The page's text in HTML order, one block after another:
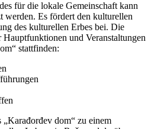
für die lokale Gemeinschaft kann
werden. Es fördert den kulturellen
des kulturellen Erbes bei. Die
und Veranstaltungen
stattfinden:
dom“ zu einem